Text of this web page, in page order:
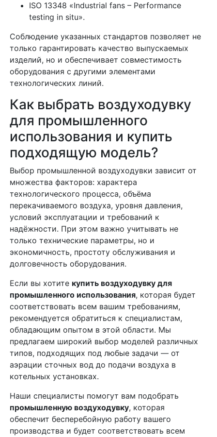
ISO 13348 «Industrial fans – Performance
testing in situ».
Соблюдение указанных стандартов позволяет не
только гарантировать качество выпускаемых
изделий, но и обеспечивает совместимость
оборудования с другими элементами
технологических линий.
Как выбрать воздуходувку
для промышленного
использования и купить
подходящую модель?
Выбор промышленной воздуходувки зависит от
множества факторов: характера
технологического процесса, объёма
перекачиваемого воздуха, уровня давления,
условий эксплуатации и требований к
надёжности. При этом важно учитывать не
только технические параметры, но и
экономичность, простоту обслуживания и
долговечность оборудования.
Если вы хотите купить воздуходувку для
промышленного использования, которая будет
соответствовать всем вашим требованиям,
рекомендуется обратиться к специалистам,
обладающим опытом в этой области. Мы
предлагаем широкий выбор моделей различных
типов, подходящих под любые задачи — от
аэрации сточных вод до подачи воздуха в
котельных установках.
Наши специалисты помогут вам подобрать
промышленную воздуходувку, которая
обеспечит бесперебойную работу вашего
производства и будет соответствовать всем